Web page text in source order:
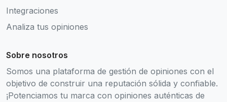
Integraciones
Analiza tus opiniones
Sobre nosotros
Somos una plataforma de gestión de opiniones con el
objetivo de construir una reputación sólida y confiable.
¡Potenciamos tu marca con opiniones auténticas de